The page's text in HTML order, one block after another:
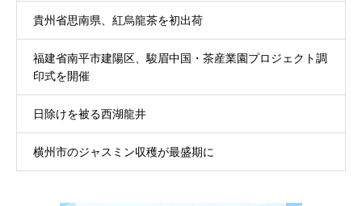
貴州省思南県、紅烏龍茶を初出荷
福建省南平市建陽区、駿眉中国・茶産業園プロジェクト調
印式を開催
日除けを被る西湖龍井
横州市のジャスミン収穫が最盛期に